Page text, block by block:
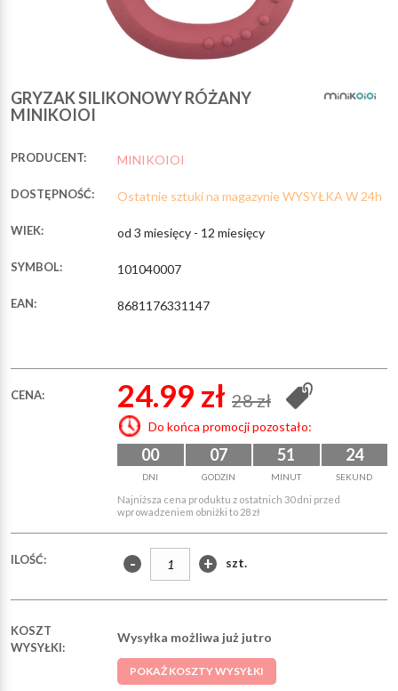
GRYZAK SILIKONOWY RÓŻANY
MINIKOIOI
PRODUCENT: MINIKOIOI
DOSTĘPNOŚĆ: Ostatnie sztuki na magazynie WYSYŁKA W 24h
WIEK: od 3 miesięcy - 12 miesięcy
SYMBOL: 101040007
EAN: 8681176331147
CENA: 24.99 zł 28 zł
Do końca promocji pozostało:
00
DNI
07
GODZIN
51
MINUT
23
SEKUND
Najniższa cena produktu z ostatnich 30 dni przed
wprowadzeniem obniżki to 28 zł
ILOŚĆ: - + szt.
KOSZT
WYSYŁKI:
Wysyłka możliwa już jutro
POKAŻ KOSZTY WYSYŁKI